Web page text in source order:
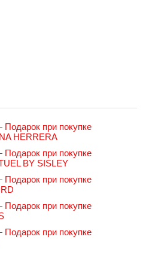
при покупке
HERRERA
при покупке
BY SISLEY
при покупке
при покупке
при покупке